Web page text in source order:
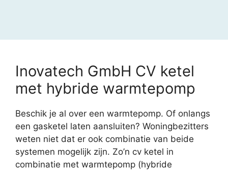
Inovatech GmbH CV ketel
met hybride warmtepomp
Beschik je al over een warmtepomp. Of onlangs
een gasketel laten aansluiten? Woningbezitters
weten niet dat er ook combinatie van beide
systemen mogelijk zijn. Zo’n cv ketel in
combinatie met warmtepomp (hybride